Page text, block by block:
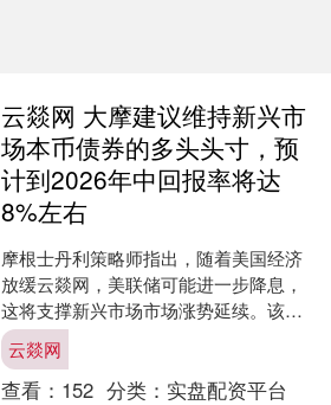
云燚网 大摩建议维持新兴市
场本币债券的多头头寸，预
计到2026年中回报率将达
8%左右
摩根士丹利策略师指出，随着美国经济
放缓云燚网，美联储可能进一步降息，
这将支撑新兴市场市场涨势延续。该行
建议客户维持新兴市场本币债券的多头
头寸，预计到2026年中....
云燚网
查看： 152 分类： 实盘配资平台